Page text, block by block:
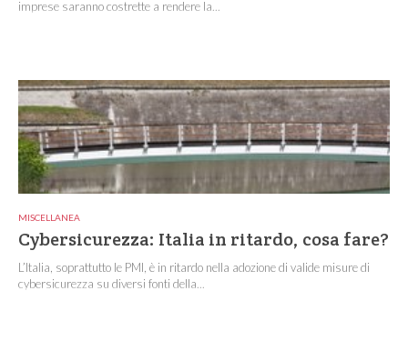
imprese saranno costrette a rendere la...
MISCELLANEA
Cybersicurezza: Italia in ritardo, cosa fare?
L’Italia, soprattutto le PMI, è in ritardo nella adozione di valide misure di
cybersicurezza su diversi fonti della...